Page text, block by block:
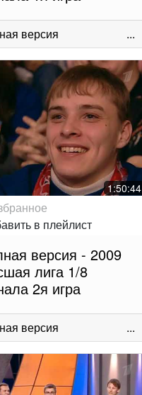
версия ...
1:50:44
версия - 2009
лига 1/8
2я игра
версия ...